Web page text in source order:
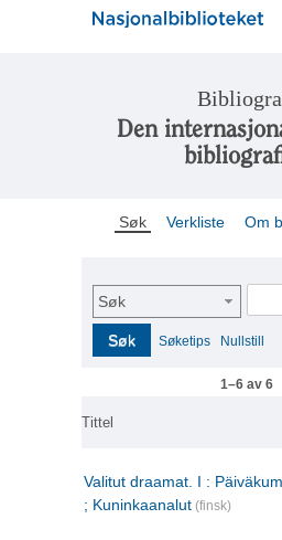
Den
Søk Verkliste Om
Søk
Søk Søketips Nullstill
1–6 av 6
Tittel
Valitut draamat. I :
; Kuninkaanalut (finsk)